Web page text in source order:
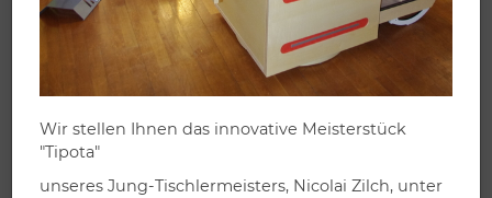
Produktbeschreibung:
Wir stellen Ihnen das innovative Meisterstück
"Tipota"
unseres Jung-Tischlermeisters, Nicolai Zilch, unter